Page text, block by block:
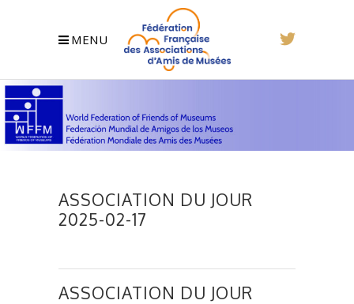
MENU
ASSOCIATION DU JOUR
2025-02-17
ASSOCIATION DU JOUR